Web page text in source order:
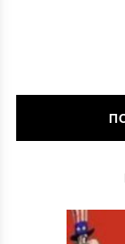
Ваш адрес